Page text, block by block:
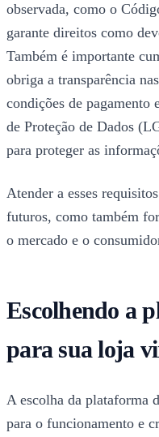
observada, como o
garante direitos como
Também é importante
obriga a transparência
condições de pagamento
de Proteção de Dados
para proteger as
Atender a esses
futuros, como também
o mercado e o
Escolhendo a
para sua loja
A escolha da plataforma
para o funcionamento e